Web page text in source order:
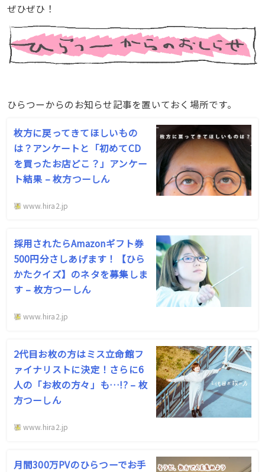
ぜひぜひ！
ひらつーからのお知らせ記事を置いておく場所です。
枚方に戻ってきてほしいもの
は？アンケートと「初めてCD
を買ったお店どこ？」アンケー
ト結果 – 枚方つーしん
www.hira2.jp
採用されたらAmazonギフト券
500円分さしあげます！【ひら
かたクイズ】のネタを募集しま
す – 枚方つーしん
www.hira2.jp
2代目お枚の方はミス立命館フ
ァイナリストに決定！さらに6
人の「お枚の方々」も…!? – 枚
方つーしん
www.hira2.jp
月間300万PVのひらつーでお手